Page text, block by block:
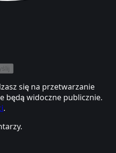
się na przetwarzanie
będą widoczne publicznie.
.